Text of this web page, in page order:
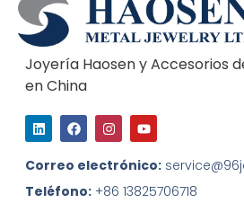
Joyería Haosen y Accesorios
en China
L
i
n
k
e
d
I
F
a
c
e
b
o
o
I
n
s
t
a
g
r
Y
o
u
t
u
b
e
Correo electrónico:
Teléfono: +86 13825706718